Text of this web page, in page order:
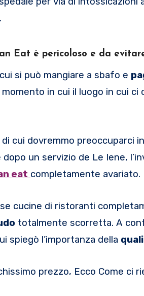
Eat è pericoloso e da
si può mangiare a sbafo e
in cui il luogo in cui
cui dovremmo preoccuparci
un servizio de Le Iene,
eat completamente avariato.
cucine di ristoranti
totalmente scorretta. A
spiegò l’importanza della
prezzo, Ecco Come ci